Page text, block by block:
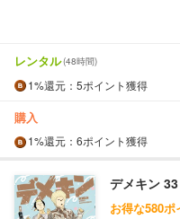
レンタル(48時間)
1%還元 ：5ポイント獲得
購入
1%還元 ：6ポイント獲得
デメキン 33
お得な580